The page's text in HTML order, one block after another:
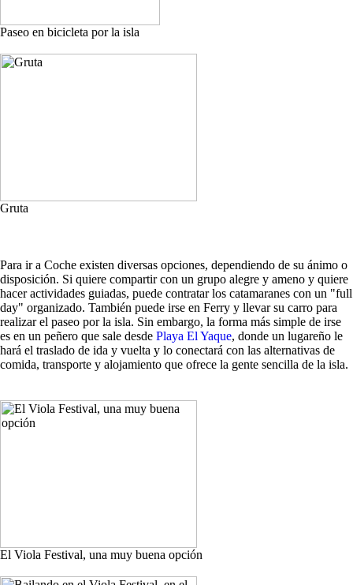
Paseo en bicicleta por la isla
Gruta
Para ir a Coche existen diversas opciones, dependiendo de su ánimo o
disposición. Si quiere compartir con un grupo alegre y ameno y quiere
hacer actividades guiadas, puede contratar los catamaranes con un "full
day" organizado. También puede irse en Ferry y llevar su carro para
realizar el paseo por la isla. Sin embargo, la forma más simple de irse
es en un peñero que sale desde Playa El Yaque, donde un lugareño le
hará el traslado de ida y vuelta y lo conectará con las alternativas de
comida, transporte y alojamiento que ofrece la gente sencilla de la isla.
El Viola Festival, una muy buena opción